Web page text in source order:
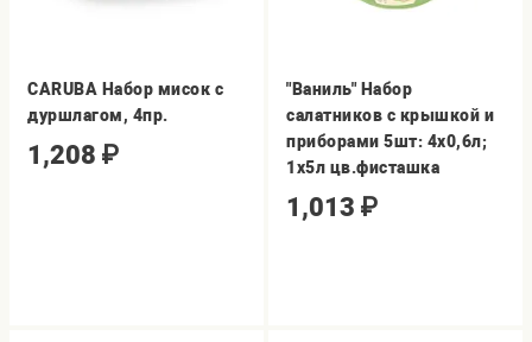
CARUBA Набор мисок с
дуршлагом, 4пр.
1,208 ₽
"Ваниль" Набор
салатников с крышкой и
приборами 5шт: 4х0,6л;
1х5л цв.фисташка
1,013 ₽